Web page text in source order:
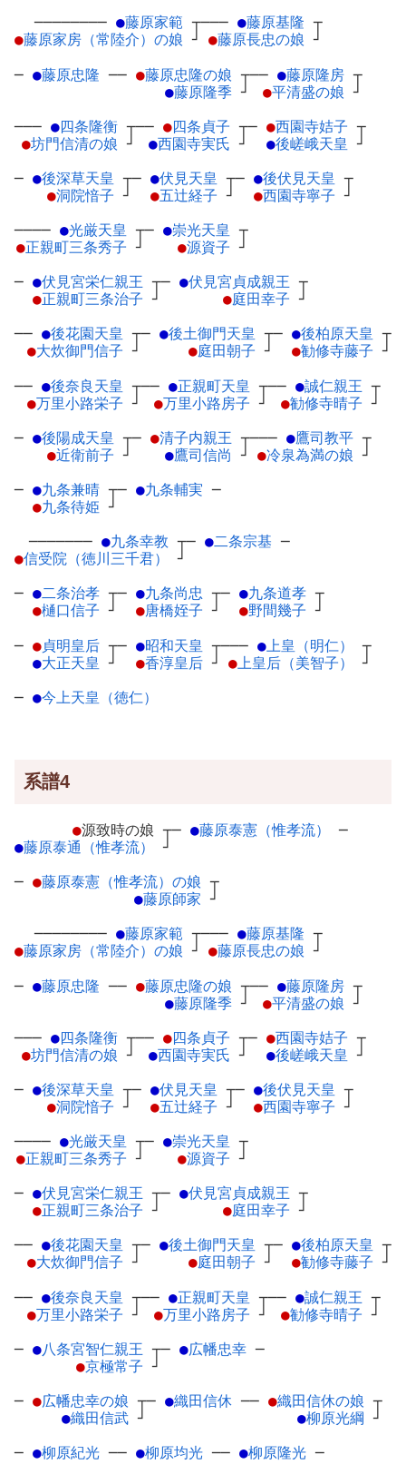
──────── ●藤原家範 ┬
●藤原家房（常陸介）の娘 ┘
─── ●藤原基隆 ┬
●藤原長忠の娘 ┘
─ ●藤原忠隆 ── ●藤原忠隆の娘 ┬
●藤原隆季 ┘
── ●藤原隆房 ┬
●平清盛の娘 ┘
─── ●四条隆衡 ┬
●坊門信清の娘 ┘
── ●四条貞子 ┬
●西園寺実氏 ┘
─ ●西園寺姞子 ┬
●後嵯峨天皇 ┘
─ ●後深草天皇 ┬
●洞院愔子 ┘
─ ●伏見天皇 ┬
●五辻経子 ┘
─ ●後伏見天皇 ┬
●西園寺寧子 ┘
──── ●光厳天皇 ┬
●正親町三条秀子 ┘
─ ●崇光天皇 ┬
●源資子 ┘
─ ●伏見宮栄仁親王 ┬
●正親町三条治子 ┘
─ ●伏見宮貞成親王 ┬
●庭田幸子 ┘
── ●後花園天皇 ┬
●大炊御門信子 ┘
─ ●後土御門天皇 ┬
●庭田朝子 ┘
─ ●後柏原天皇 ┬
●勧修寺藤子 ┘
── ●後奈良天皇 ┬
●万里小路栄子 ┘
── ●正親町天皇 ┬
●万里小路房子 ┘
── ●誠仁親王 ┬
●勧修寺晴子 ┘
─ ●後陽成天皇 ┬
●近衛前子 ┘
─ ●清子内親王 ┬
●鷹司信尚 ┘
─── ●鷹司教平 ┬
●冷泉為満の娘 ┘
─ ●九条兼晴 ┬
●九条待姫 ┘
─ ●九条輔実 ─
─────── ●九条幸教 ┬
●信受院（徳川三千君） ┘
─ ●二条宗基 ─
─ ●二条治孝 ┬
●樋口信子 ┘
─ ●九条尚忠 ┬
●唐橋姪子 ┘
─ ●九条道孝 ┬
●野間幾子 ┘
─ ●貞明皇后 ┬
●大正天皇 ┘
─ ●昭和天皇 ┬
●香淳皇后 ┘
─── ● 上皇（明仁）
┬
● 上皇后（美智子） ┘
─ ●今上天皇（徳仁）
系譜4
●源致時の娘 ┬
●藤原泰通（惟孝流） ┘
─ ●藤原泰憲（惟孝流） ─
─ ●藤原泰憲（惟孝流）の娘 ┬
●藤原師家 ┘
──────── ●藤原家範 ┬
●藤原家房（常陸介）の娘 ┘
─── ●藤原基隆 ┬
●藤原長忠の娘 ┘
─ ●藤原忠隆 ── ●藤原忠隆の娘 ┬
●藤原隆季 ┘
── ●藤原隆房 ┬
●平清盛の娘 ┘
─── ●四条隆衡 ┬
●坊門信清の娘 ┘
── ●四条貞子 ┬
●西園寺実氏 ┘
─ ●西園寺姞子 ┬
●後嵯峨天皇 ┘
─ ●後深草天皇 ┬
●洞院愔子 ┘
─ ●伏見天皇 ┬
●五辻経子 ┘
─ ●後伏見天皇 ┬
●西園寺寧子 ┘
──── ●光厳天皇 ┬
●正親町三条秀子 ┘
─ ●崇光天皇 ┬
●源資子 ┘
─ ●伏見宮栄仁親王 ┬
●正親町三条治子 ┘
─ ●伏見宮貞成親王 ┬
●庭田幸子 ┘
── ●後花園天皇 ┬
●大炊御門信子 ┘
─ ●後土御門天皇 ┬
●庭田朝子 ┘
─ ●後柏原天皇 ┬
●勧修寺藤子 ┘
── ●後奈良天皇 ┬
●万里小路栄子 ┘
── ●正親町天皇 ┬
●万里小路房子 ┘
── ●誠仁親王 ┬
●勧修寺晴子 ┘
─ ●八条宮智仁親王 ┬
●京極常子 ┘
─ ●広幡忠幸 ─
─ ●広幡忠幸の娘 ┬
●織田信武 ┘
─ ●織田信休 ── ●織田信休の娘 ┬
●柳原光綱 ┘
─ ●柳原紀光 ── ●柳原均光 ── ●柳原隆光 ─